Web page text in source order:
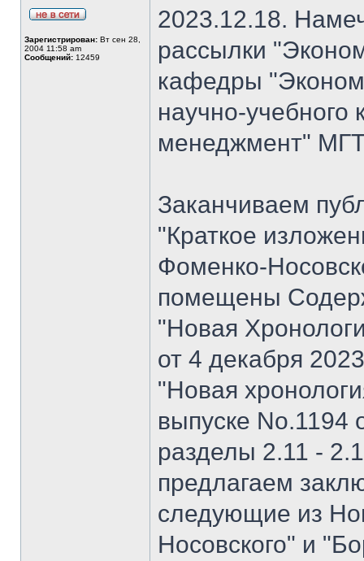
Зарегистрирован: Вт сен 28,
2004 11:58 am
Сообщений: 12459
2023.12.18.
рассылки
кафедры
научно-
менеджмент"
Заканчиваем
"Краткое
Фоменко-
помещены
"Новая
от 4 декабря
"Новая
выпуске No.1194
разделы 2.11 -
предлагаем
следующие из
Носовского" и